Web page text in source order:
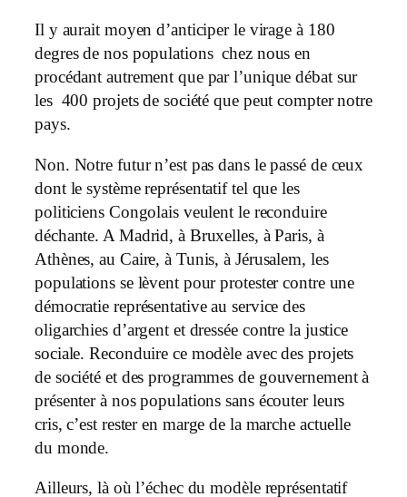
Il y aurait moyen d’anticiper le virage à 180
degres de nos populations chez nous en
procédant autrement que par l’unique débat sur
les 400 projets de société que peut compter notre
pays.
Non. Notre futur n’est pas dans le passé de ceux
dont le système représentatif tel que les
politiciens Congolais veulent le reconduire
déchante. A Madrid, à Bruxelles, à Paris, à
Athènes, au Caire, à Tunis, à Jérusalem, les
populations se lèvent pour protester contre une
démocratie représentative au service des
oligarchies d’argent et dressée contre la justice
sociale. Reconduire ce modèle avec des projets
de société et des programmes de gouvernement à
présenter à nos populations sans écouter leurs
cris, c’est rester en marge de la marche actuelle
du monde.
Ailleurs, là où l’échec du modèle représentatif